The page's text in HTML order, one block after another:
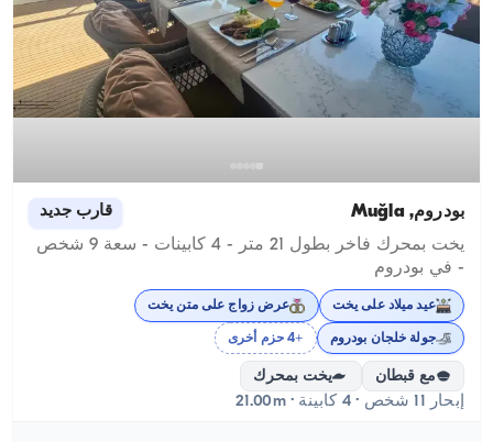
بودروم, Muğla قارب جديد
يخت بمحرك فاخر بطول 21 متر - 4 كابينات - سعة 9 شخص
- في بودروم
عيد ميلاد على يخت عرض زواج على متن يخت
جولة خلجان بودروم +4 حزم أخرى
مع قبطان يخت بمحرك
إبحار 11 شخص · 4 كابينة · 21.00m